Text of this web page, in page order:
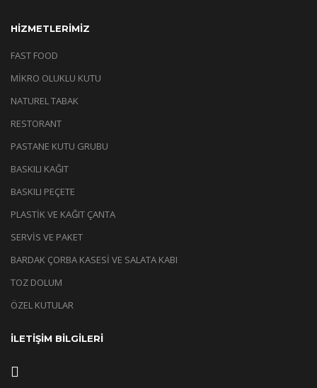
HİZMETLERİMİZ
FAST FOOD
MİKRO OLUKLU KUTU
NATUREL TABAK
RESTORANT
PASTANE KUTU GRUBU
BASKILI KAĞIT
BASKILI PEÇETE
PLASTİK VE KAĞIT ÇANTA
SERVİS VE PAKET
BARDAK ÇORBA KASESİ VE SALATA KABI
TOZ DOLUM
ÖZEL KUTULAR
İLETİŞİM BİLGİLERİ